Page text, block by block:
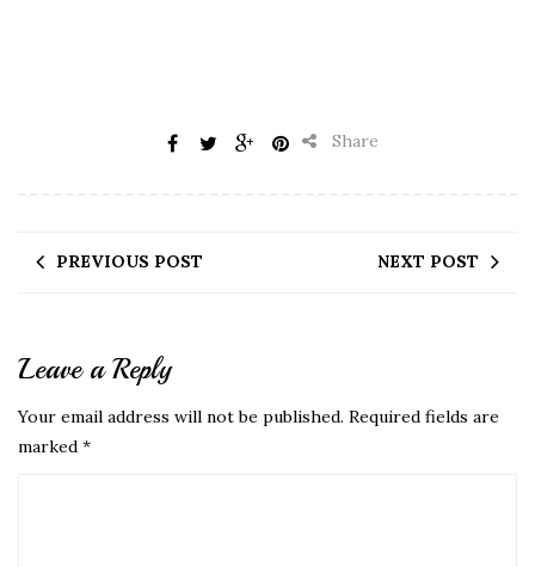
Share
PREVIOUS POST NEXT POST
Leave a Reply
Your email address will not be published. Required fields are
marked *